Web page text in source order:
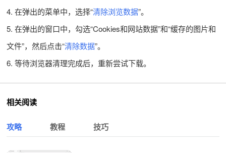
4. 在弹出的菜单中，选择“清除浏览数据”。
5. 在弹出的窗口中，勾选“Cookies和网站数据”和“缓存的图片和
文件”，然后点击“清除数据”。
6. 等待浏览器清理完成后，重新尝试下载。
相关阅读
攻略 教程 技巧